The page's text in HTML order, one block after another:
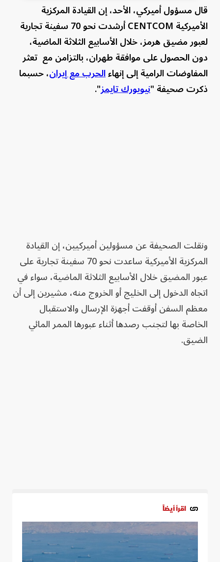
قال مسؤول أميركي، الأحد، إن القيادة المركزية
الأميركية CENTCOM أرشدت نحو 70 سفينة تجارية
لعبور مضيق هرمز، خلال الأسابيع الثلاثة الماضية،
دون الحصول على موافقة طهران، بالتزامن مع تعثر
المفاوضات الرامية إلى إنهاءالحرب مع إيران، حسبما
ذكرت صحيفة "نيويورك تايمز".
ونقلت الصحيفة عن مسؤولين أميركيين، إن القيادة
المركزية الأميركية ساعدت نحو 70 سفينة تجارية على
عبور المضيق خلال الأسابيع الثلاثة الماضية، سواء في
اتجاه الدخول إلى الخليج أو الخروج منه، مشيرين إلى أن
معظم السفن أوقفت أجهزة الإرسال والاستقبال
الخاصة بها لتجنب رصدها أثناء عبورها الممر المائي
الضيق.
اقرأ أيضاً